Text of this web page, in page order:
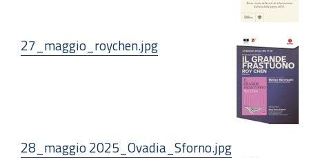
27_maggio_roychen.jpg
28_maggio 2025_Ovadia_Sforno.jpg